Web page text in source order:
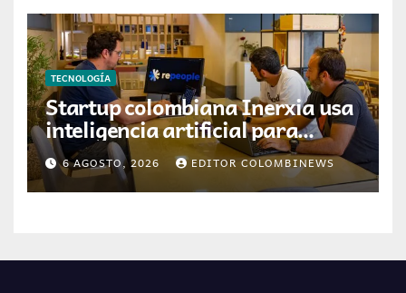
TECNOLOGÍA
Startup colombiana Inerxia usa
inteligencia artificial para
optimizar servicios de internet
6 AGOSTO, 2026 EDITOR COLOMBINEWS